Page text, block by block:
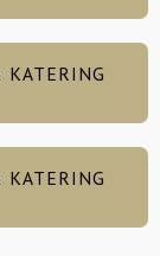
KATERING
KATERING